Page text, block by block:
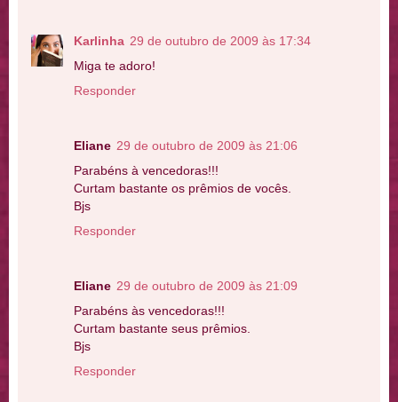
Karlinha 29 de outubro de 2009 às 17:34
Miga te adoro!
Responder
Eliane 29 de outubro de 2009 às 21:06
Parabéns à vencedoras!!!
Curtam bastante os prêmios de vocês.
Bjs
Responder
Eliane 29 de outubro de 2009 às 21:09
Parabéns às vencedoras!!!
Curtam bastante seus prêmios.
Bjs
Responder